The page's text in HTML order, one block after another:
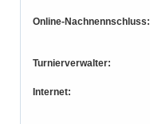
Online-Nachnennschluss:
Turnierverwalter:
Internet: